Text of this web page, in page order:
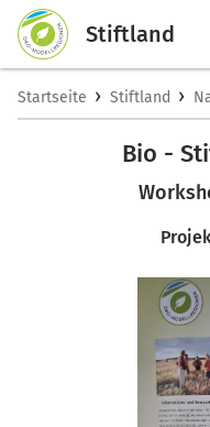
Stiftland
Startseite › Stiftland ›
Bio -